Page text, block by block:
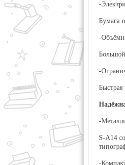
-
Бумага
-
-
-
S-A14
-